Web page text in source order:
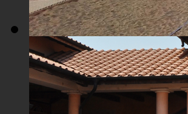
Плажа "Топољар" - Терени на песку